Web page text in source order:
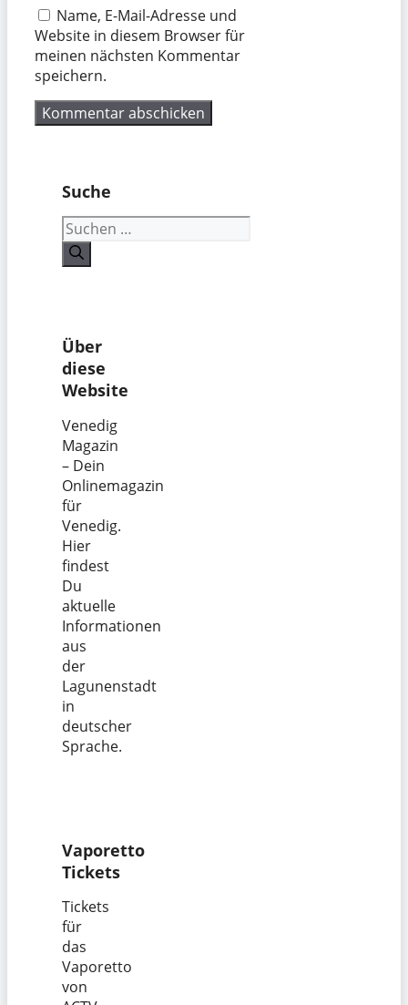
Name, E-Mail-Adresse und
Website in diesem Browser für
meinen nächsten Kommentar
speichern.
Suche
Suchen
nach:
Über
diese
Website
Venedig
Magazin
– Dein
Onlinemagazin
für
Venedig.
Hier
findest
Du
aktuelle
Informationen
aus
der
Lagunenstadt
in
deutscher
Sprache.
Vaporetto
Tickets
Tickets
für
das
Vaporetto
von